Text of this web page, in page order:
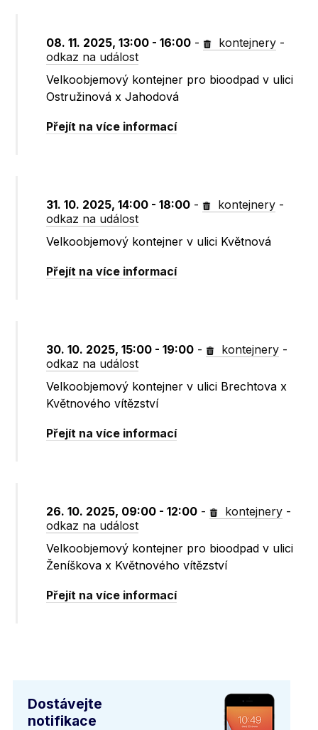
08. 11. 2025, 13:00 - 16:00 - kontejnery -
odkaz na událost
Velkoobjemový kontejner pro bioodpad v ulici
Ostružinová x Jahodová
Přejít na více informací
31. 10. 2025, 14:00 - 18:00 - kontejnery -
odkaz na událost
Velkoobjemový kontejner v ulici Květnová
Přejít na více informací
30. 10. 2025, 15:00 - 19:00 - kontejnery -
odkaz na událost
Velkoobjemový kontejner v ulici Brechtova x
Květnového vítězství
Přejít na více informací
26. 10. 2025, 09:00 - 12:00 - kontejnery -
odkaz na událost
Velkoobjemový kontejner pro bioodpad v ulici
Ženíškova x Květnového vítězství
Přejít na více informací
Dostávejte
notifikace